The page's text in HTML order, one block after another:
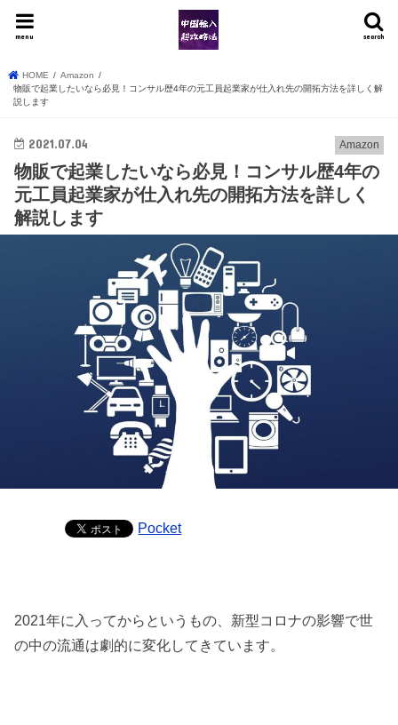
search
menu
HOME
Amazon
物販で起業したいなら必見！コンサル歴4年の元工員起業家が仕入れ先の開拓方法を詳しく解
説します
Amazon
2021.07.04
物販で起業したいなら必見！コンサル歴4年の
元工員起業家が仕入れ先の開拓方法を詳しく
解説します
Pocket
2021年に入ってからというもの、新型コロナの影響で世
の中の流通は劇的に変化してきています。